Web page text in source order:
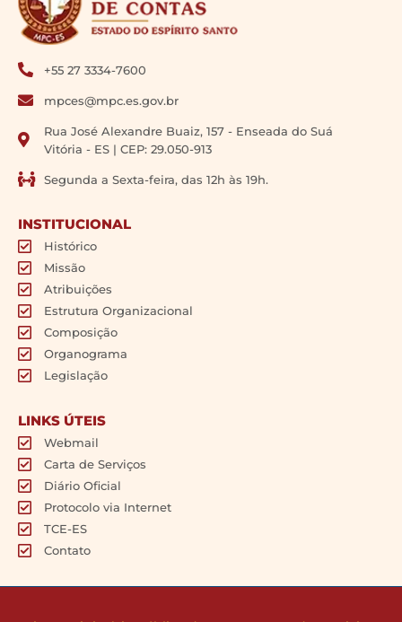
+55 27 3334-7600
mpces@mpc.es.gov.br
Rua José Alexandre Buaiz, 157 - Enseada do Suá
Vitória - ES | CEP: 29.050-913
Segunda a Sexta-feira, das 12h às 19h.
INSTITUCIONAL
Histórico
Missão
Atribuições
Estrutura Organizacional
Composição
Organograma
Legislação
LINKS ÚTEIS
Webmail
Carta de Serviços
Diário Oficial
Protocolo via Internet
TCE-ES
Contato